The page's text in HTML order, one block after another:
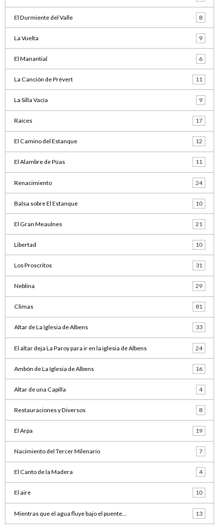
El Durmiente del Valle 8
La Vuelta 9
El Manantial 6
La Canción de Prévert 11
La Silla Vacía 9
Raíces 17
El Camino del Estanque 12
El Alambre de Púas 11
Renacimiento 24
Balsa sobre El Estanque 10
El Gran Meaulnes 21
Libertad 10
Los Proscritos 31
Neblina 29
Climas 81
Altar de La Iglesia de Albens 33
El altar deja La Paroy para ir en la iglesia de Albens 24
Ambón de La Iglesia de Albens 16
Altar de una Capilla 4
Restauraciones y Diversos 8
El Arpa 19
Nacimiento del Tercer Milenario 7
El Canto de la Madera 4
El aire 10
Mientras que el agua fluye bajo el puente... 13